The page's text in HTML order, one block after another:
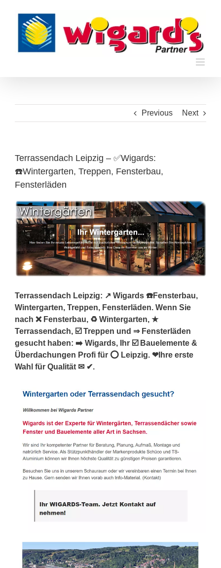
content
Previous Next
Terrassendach Leipzig – ✅Wigards:
☎️Wintergarten, Treppen, Fensterbau,
Fensterläden
Terrassendach Leipzig: ↗️ Wigards ☎️Fensterbau,
Wintergarten, Treppen, Fensterläden. Wenn Sie
nach ❌ Fensterbau, ♻ Wintergarten, ★
Terrassendach, ☑️ Treppen und ⇒ Fensterläden
gesucht haben: ➡️ Wigards, Ihr ☑️ Bauelemente &
Überdachungen Profi für ⭕ Leipzig. ❤Ihre erste
Wahl für Qualität ✉ ✔.